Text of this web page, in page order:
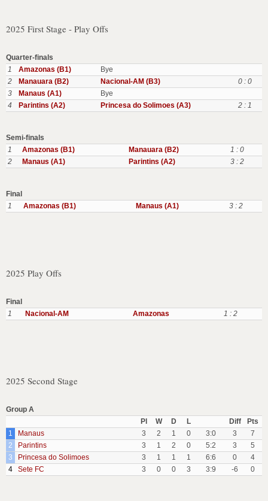
2025 First Stage - Play Offs
Quarter-finals
1
Amazonas (B1)
Bye
2
Manauara (B2) Nacional-AM (B3)
0 : 0
3
Manaus (A1)
Bye
4
Parintins (A2) Princesa do Solimoes (A3) 2 : 1
Semi-finals
1
Amazonas (B1) Manauara (B2)
1 : 0
2
Manaus (A1) Parintins (A2) 3 : 2
Final
1
Amazonas (B1) Manaus (A1) 3 : 2
2025 Play Offs
Final
1
Nacional-AM Amazonas 1 : 2
2025 Second Stage
Group A
Pl
W D L Diff
Pts
1
Manaus 3 2 1 0 3:0 3
7
2
Parintins 3 1 2 0 5:2 3
5
3
Princesa do Solimoes 3 1 1 1 6:6 0
4
4
Sete FC 3 0 0 3 3:9 -6 0